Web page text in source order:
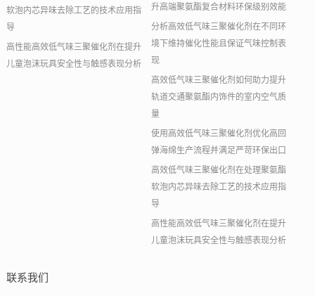
软泡内芯异味去除工艺的技术应用指
导
高性能高效低气味三聚催化剂在提升
儿童泡沫玩具安全性与触感表现分析
升高端聚氨酯复合材料环保级别效能
分析高效低气味三聚催化剂在不同环
境下维持催化性能且保证气味控制表
现
高效低气味三聚催化剂如何助力提升
轨道交通聚氨酯内饰件的室内空气质
量
使用高效低气味三聚催化剂优化高回
弹海绵生产流程并满足严苛环保出口
高效低气味三聚催化剂在处理聚氨酯
软泡内芯异味去除工艺的技术应用指
导
高性能高效低气味三聚催化剂在提升
儿童泡沫玩具安全性与触感表现分析
联系我们